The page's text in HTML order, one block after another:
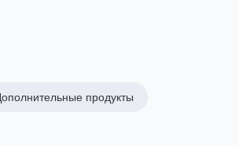
продукты